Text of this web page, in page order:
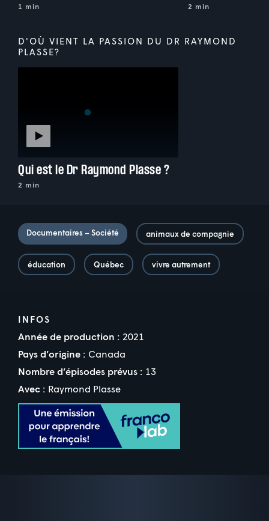
1 min 2 min
D'OÙ VIENT LA PASSION DU DR RAYMOND
PLASSE?
Qui est le Dr Raymond Plasse ?
2 min
Documentaires – Société animaux de compagnie
éducation Québec vivre autrement
INFOS
Année de production : 2021
Pays d’origine : Canada
Nombre d’épisodes prévus : 13
Avec : Raymond Plasse